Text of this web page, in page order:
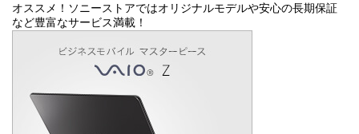
オススメ！ソニーストアではオリジナルモデルや安心の長期保証
など豊富なサービス満載！